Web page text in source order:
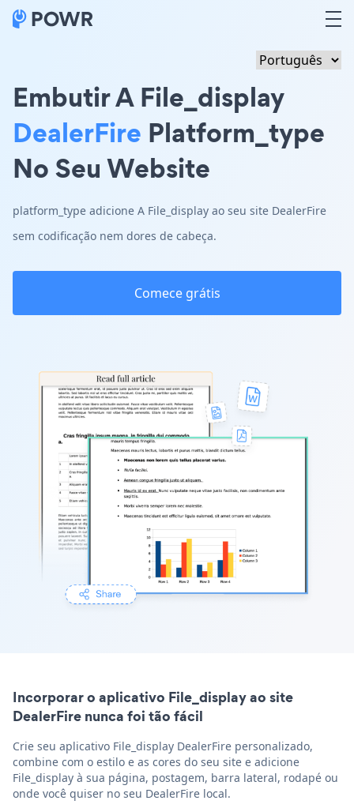
Embutir A File_display
DealerFire Platform_type
No Seu Website
platform_type adicione A File_display ao seu site DealerFire
sem codificação nem dores de cabeça.
Comece grátis
Incorporar o aplicativo File_display ao site
DealerFire nunca foi tão fácil
Crie seu aplicativo File_display DealerFire personalizado,
combine com o estilo e as cores do seu site e adicione
File_display à sua página, postagem, barra lateral, rodapé ou
onde você quiser no seu DealerFire local.